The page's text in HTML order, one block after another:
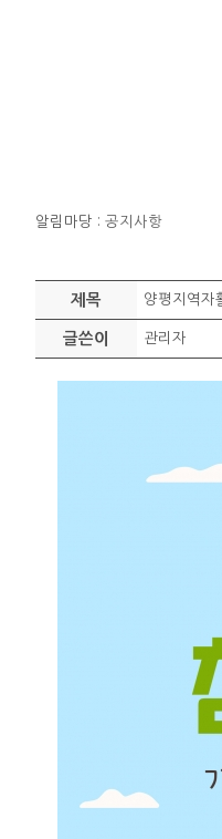
알림마당 : 공지사항
제목 양평지역자
글쓴이 관리자